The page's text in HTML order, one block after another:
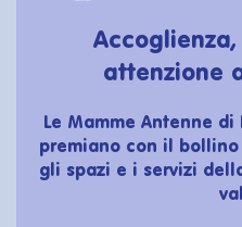
attenzione
Le Mamme Antenne
premiano con il
gli spazi e i servizi